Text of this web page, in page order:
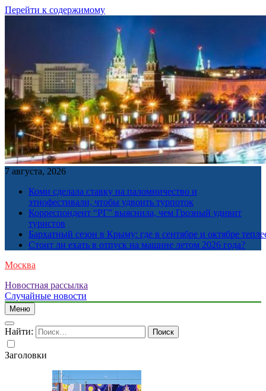
Перейти к содержимому
7 августа, 2026
Коми сделала ставку на паломничество и
этнофестивали, чтобы удвоить турпоток
Корреспондент “РГ” выяснила, чем Грозный удивит
туристов
Бархатный сезон в Крыму: где в сентябре и октябре
Стоит ли ехать в отпуск на машине летом 2026 года?
Москва
Новостная рассылка
Случайные новости
Меню
Найти:
Заголовки